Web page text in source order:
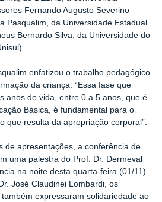
Fernando Augusto Severino
Pasqualim, da Universidade Estadual
Bernardo Silva, da Universidade do
enfatizou o trabalho pedagógico
da criança: “Essa fase que
anos de vida, entre 0 a 5 anos, que é
Básica, é fundamental para o
que resulta da apropriação corporal”.
de apresentações, a conferência de
uma palestra do Prof. Dr. Dermeval
na noite desta quarta-feira (01/11).
José Claudinei Lombardi, os
expressaram solidariedade ao